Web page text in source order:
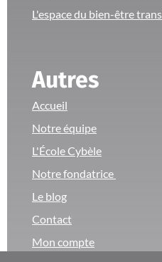
L'espace du bien-être
Autres
Accueil
Notre équipe
L'École Cybèle
Notre fondatrice
Le blog
Contact
Mon compte